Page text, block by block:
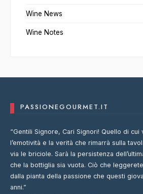
Wine News
Wine Notes
PASSIONEGOURMET.IT
“Gentili Signore, Cari Signori! Quello di cui
l’emotività e la verità che rimarrà sulla
via le briciole. Sarà la persistenza
che la bottiglia sia vuota. Ciò che
dalla pianta della passione che questi
anni.”